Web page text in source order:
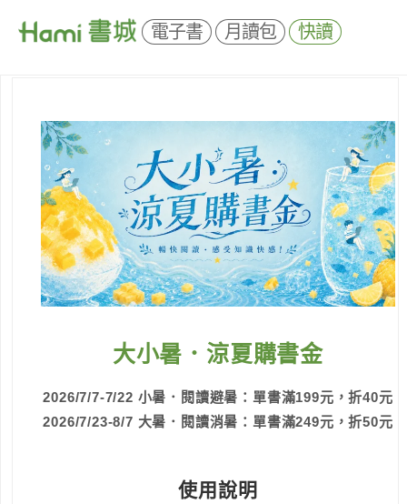
電子書 月讀包 快讀
大小暑．涼夏購書金
2026/7/7-7/22 小暑．閱讀避暑：單書滿199元，折40元
2026/7/23-8/7 大暑．閱讀消暑：單書滿249元，折50元
使用說明